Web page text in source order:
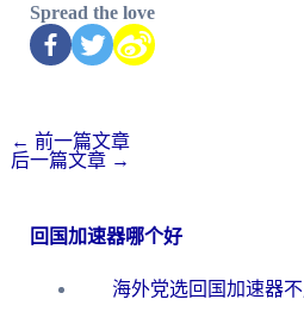
Spread the love
← 前一篇文章
后一篇文章 →
回国加速器哪个好